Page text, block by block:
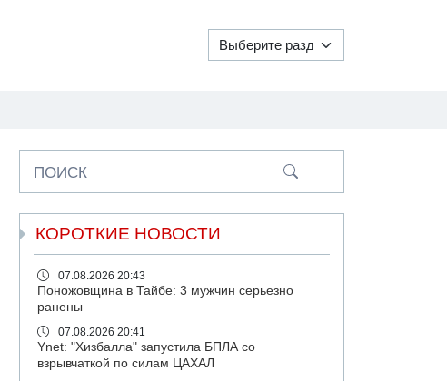
ПОИСК
КОРОТКИЕ НОВОСТИ
07.08.2026 20:43
Поножовщина в Тайбе: 3 мужчин серьезно
ранены
07.08.2026 20:41
Ynet: "Хизбалла" запустила БПЛА со
взрывчаткой по силам ЦАХАЛ